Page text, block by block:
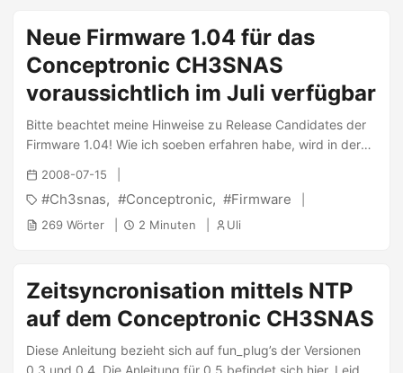
Neue Firmware 1.04 für das
Conceptronic CH3SNAS
voraussichtlich im Juli verfügbar
Bitte beachtet meine Hinweise zu Release Candidates der
Firmware 1.04! Wie ich soeben erfahren habe, wird in der
ersten Juli-Woche ein neues Firmware-Update für das
Conceptronic Ch3SNAS erscheinen. Bis zum Release
1.04RC3 sind jetzt folgende Fehler behoben worden:
Benutzer können nun in mehreren Gruppen sein. Allerdings
hinzugefügt wurde. Auf alle anderen Ordner hat er keinen
Zugriff. In Samba hat der Nutzer auf alle Ordner seiner
Gruppen Zugriff. Die Arbeitsgruppe kann nun jeden Namen
entsprechend den Microsoft Konventionen annehmen E-
Mails werden nun mit einem korrekten Hostnamen
2008-07-15
Ch3snas Conceptronic Firmware
269 Wörter 2 Minuten Uli
Zeitsyncronisation mittels NTP
auf dem Conceptronic CH3SNAS
Diese Anleitung bezieht sich auf fun_plug’s der Versionen
0.3 und 0.4. Die Anleitung für 0.5 befindet sich hier. Leider